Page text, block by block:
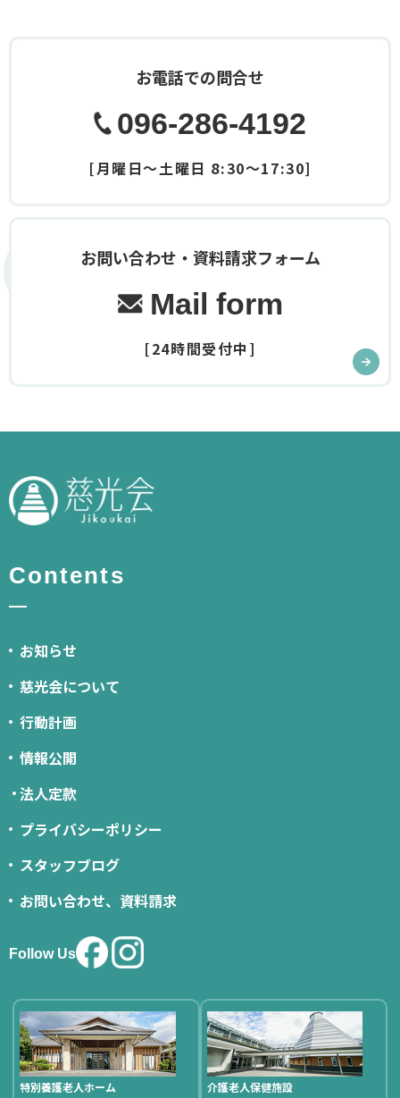
Contact
お電話での問合せ
096-286-4192
[月曜日～土曜日 8:30～17:30]
お問い合わせ・資料請求フォーム
Mail form
[24時間受付中]
Contents
お知らせ
慈光会について
行動計画
情報公開
法人定款
プライバシーポリシー
スタッフブログ
お問い合わせ、資料請求
Follow Us
特別養護老人ホーム 介護老人保健施設